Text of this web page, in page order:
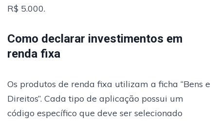
R$ 5.000.
Como declarar investimentos em
renda fixa
Os produtos de renda fixa utilizam a ficha “Bens e
Direitos”. Cada tipo de aplicação possui um
código específico que deve ser selecionado